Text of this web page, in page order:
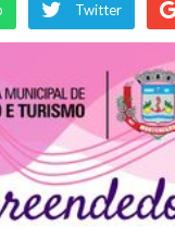
Twitter